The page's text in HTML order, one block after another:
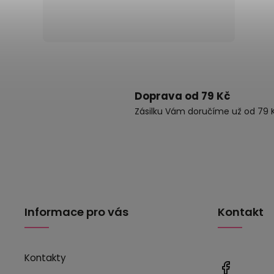
Doprava od 79 Kč
Zásilku Vám doručíme už od 79
Informace pro vás
Kontakty
Kontakt